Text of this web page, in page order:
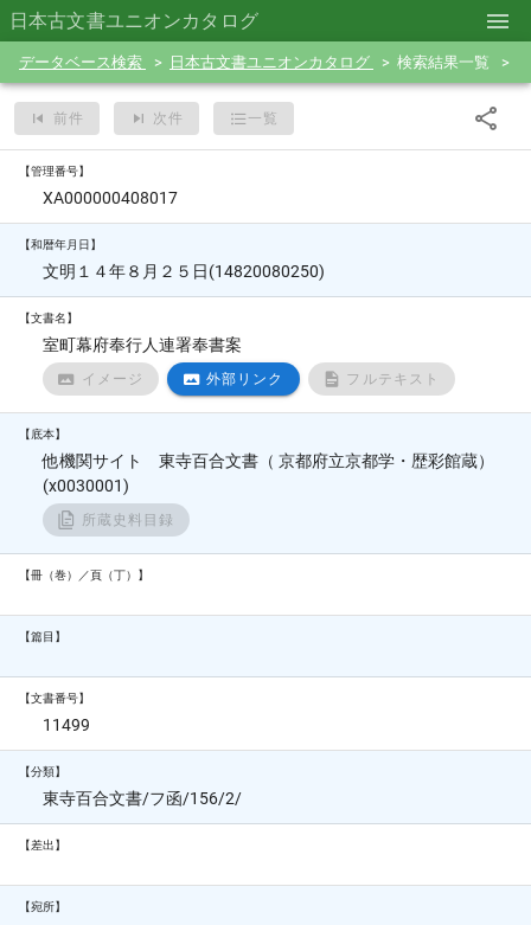
日本古文書ユニオンカタログ
データベース検索 日本古文書ユニオンカタログ 検索結果一覧
前件 次件 一覧
【管理番号】
XA000000408017
【和暦年月日】
文明１４年８月２５日(14820080250)
【文書名】
室町幕府奉行人連署奉書案
イメージ 外部リンク フルテキスト
【底本】
他機関サイト 東寺百合文書（ 京都府立京都学・歴彩館蔵）
(x0030001)
所蔵史料目録
【冊（巻）／頁（丁）】
【篇目】
【文書番号】
11499
【分類】
東寺百合文書/フ函/156/2/
【差出】
【宛所】